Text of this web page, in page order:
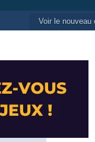
Voir le nouveau